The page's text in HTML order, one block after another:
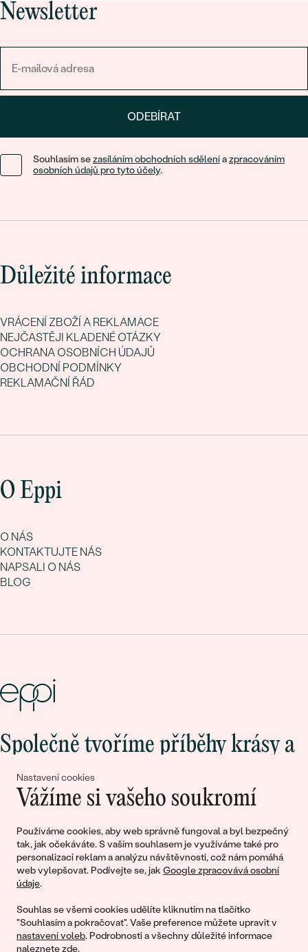
Nastavení cookies
Vážíme si vašeho soukromí
Používáme cookies, aby web správně fungoval a byl bezpečný
tak, jak očekáváte. S vaším souhlasem je využíváme také pro
personalizaci reklam a analýzu návštěvnosti, což nám pomáhá
web vylepšovat. Podívejte se, jak Google zpracovává osobní
údaje.
Souhlas se všemi cookies udělíte kliknutím na tlačítko
"Souhlasím a pokračovat". Vaše preference můžete upravit v
nastavení voleb. Podrobnosti a všechny důležité informace
naleznetezde.
Newsletter
ODEBÍRAT
Souhlasím sezasíláním obchodních sděleníazpracováním
osobních údajů pro tyto účely.
Důležité informace
VRÁCENÍ ZBOŽÍ A REKLAMACE
NEJČASTĚJI KLADENÉ OTÁZKY
OCHRANA OSOBNÍCH ÚDAJŮ
OBCHODNÍ PODMÍNKY
REKLAMAČNÍ ŘÁD
O Eppi
O NÁS
KONTAKTUJTE NÁS
NAPSALI O NÁS
BLOG
Společně tvoříme příběhy krásy a
lásky
Připojte se k nám!
© 2011 - 2026, Eppi.cz